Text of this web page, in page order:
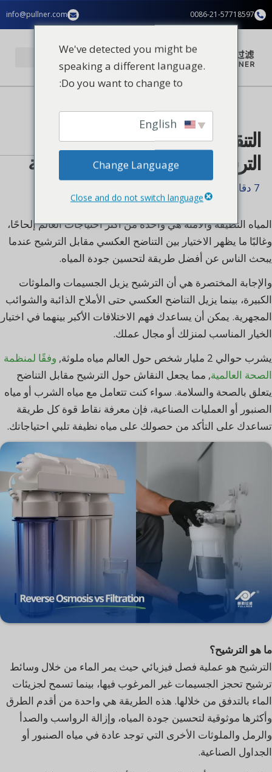
المحتوى
تخطي
إلى
0086-21-57718597
info@pullner.com
التنقية بالتناضح العكسي مقابل
الترشيح | شرح تنقية المياه بالتصفية
7 دقائق من القراءة
المياه النظيفة والآمنة هي واحدة من أكثر احتياجات العالم إلحاحًا،
وغالبًا ما يظهر الاختيار بين التناضح العكسي مقابل الترشيح عندما
يبحث الناس عن أفضل طريقة لتحسين جودة المياه.
والإجابة المختصرة هي أن الترشيح يزيل الجسيمات والملوثات
الكبيرة، بينما يزيل التناضح العكسي حتى الأملاح الذائبة والشوائب
المجهرية. يمكن أن يساعدك فهم الاختلافات الأكبر بينهما في اختيار
الخيار المناسب لمنزلك أو مجال عملك.
يشرب حوالي 2 مليار شخص حول العالم مياه ملوثة,
وفقًا لمنظمة
الصحة العالمية, مما يجعل النقاش حول الترشيح مقابل التناضح
يتعلق بالصحة والسلامة. سواء كنت تتعامل مع مياه الشرب أو مياه
الصنبور أو العمليات الصناعية، فإن معرفة نقاط قوة كل طريقة
تساعدك على التأكد من حصولك على مياه نظيفة تلبي احتياجاتك.
ما هو الترشيح؟
الترشيح هو عملية فصل فيزيائي حيث يمر الماء من خلال وسائط
ترشيح تحجز الجسيمات غير المرغوب فيها، بينما تسمح لجزيئات
الماء بالتدفق من خلالها. هذه الطريقة هي واحدة من أقدم الطرق
وأكثرها موثوقية لتحسين جودة المياه، وإزالة الرواسب والصدأ
والرمل والملوثات الأخرى التي توجد عادة في مياه الصنبور أو
الجداول الصناعية.
We've detected you might be
speaking a different language.
Do you want to change to:
Change Language
Close and do not switch language